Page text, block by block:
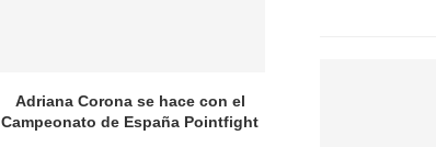
Adriana Corona se hace con el
Campeonato de España Pointfight